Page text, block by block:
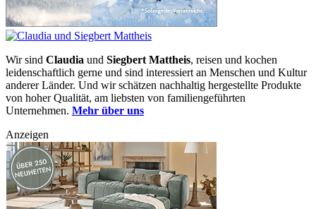
Wir sind Claudia und Siegbert Mattheis, reisen und kochen
leidenschaftlich gerne und sind interessiert an Menschen und Kultur
anderer Länder. Und wir schätzen nachhaltig hergestellte Produkte
von hoher Qualität, am liebsten von familiengeführten
Unternehmen. Mehr über uns
Anzeigen